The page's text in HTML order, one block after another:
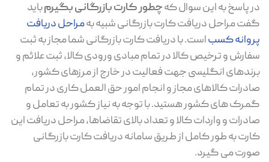
در پاسخ به این سوال کهچطور کارت بازرگانی بگیرمباید
گفت مراحل دریافت کارت بازرگانی شبیه بهمراحل دریافت
پروانه کسباست. با دریافت کارت بازرگانی شما مجاز به ثبت
سفارش و ترخیص کالا در تمام مبادی ورودی کالا، ثبت علائم و
برندهای انگلیسی جهت فعالیت در خارج از مرزهای کشور،
صادرات کالاهای مجاز و انجام امور حق العمل کاری در تمام
گمرک های کشور هستید. با توجه به نیاز کشور به تعامل و
صادرات و واردات کالا و تعداد بالای تقاضاها، مراحل دریافت این
کارت به طور کامل از طریق سامانه دریافت کارت بازرگانی
صورت می گیرد.